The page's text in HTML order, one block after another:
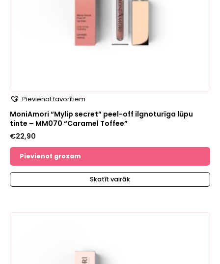
Pievienot favorītiem
MoniAmori “Mylip secret” peel-off ilgnoturīga lūpu
tinte – MM070 “Caramel Toffee”
€22,90
Pievienot grozam
Skatīt vairāk